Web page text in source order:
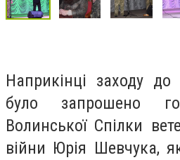
Наприкінці заходу до
було запрошено
Волинської Спілки
війни Юрія Шевчука,